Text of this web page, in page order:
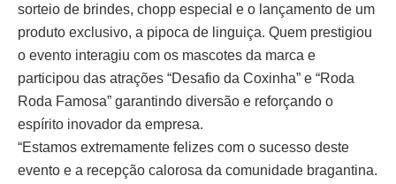
sorteio de brindes, chopp especial e o lançamento de um
produto exclusivo, a pipoca de linguiça. Quem prestigiou
o evento interagiu com os mascotes da marca e
participou das atrações “Desafio da Coxinha” e “Roda
Roda Famosa” garantindo diversão e reforçando o
espírito inovador da empresa.
“Estamos extremamente felizes com o sucesso deste
evento e a recepção calorosa da comunidade bragantina.